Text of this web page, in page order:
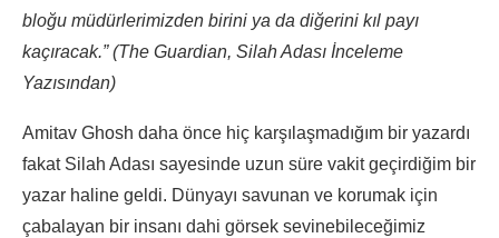
bloğu müdürlerimizden birini ya da diğerini kıl payı
kaçıracak.” (The Guardian, Silah Adası İnceleme
Yazısından)
Amitav Ghosh daha önce hiç karşılaşmadığım bir yazardı
fakat Silah Adası sayesinde uzun süre vakit geçirdiğim bir
yazar haline geldi. Dünyayı savunan ve korumak için
çabalayan bir insanı dahi görsek sevinebileceğimiz